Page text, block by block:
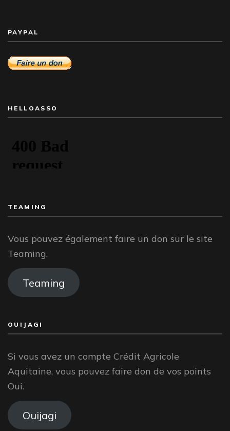
PAYPAL
HELLOASSO
TEAMING
Vous pouvez également faire un don sur le site
Teaming.
Teaming
OUIJAGI
Si vous avez un compte Crédit Agricole
Aquitaine, vous pouvez faire don de vos points
Oui.
Ouijagi